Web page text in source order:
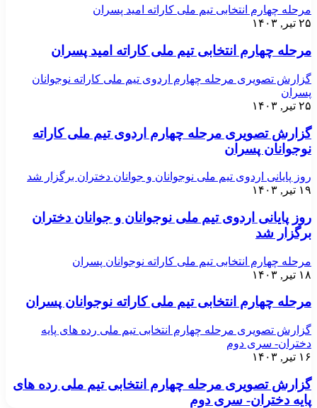
مرحله چهارم انتخابی تیم ملی کاراته امید پسران
۲۵ تیر, ۱۴۰۳
مرحله چهارم انتخابی تیم ملی کاراته امید پسران
گزارش تصویری مرحله چهارم اردوی تیم ملی کاراته نوجوانان
پسران
۲۵ تیر, ۱۴۰۳
گزارش تصویری مرحله چهارم اردوی تیم ملی کاراته
نوجوانان پسران
روز پایانی اردوی تیم ملی نوجوانان و جوانان دختران برگزار شد
۱۹ تیر, ۱۴۰۳
روز پایانی اردوی تیم ملی نوجوانان و جوانان دختران
برگزار شد
مرحله چهارم انتخابی تیم ملی کاراته نوجوانان پسران
۱۸ تیر, ۱۴۰۳
مرحله چهارم انتخابی تیم ملی کاراته نوجوانان پسران
گزارش تصویری مرحله چهارم انتخابی تیم ملی رده های پایه
دختران- سری دوم
۱۶ تیر, ۱۴۰۳
گزارش تصویری مرحله چهارم انتخابی تیم ملی رده های
پایه دختران- سری دوم